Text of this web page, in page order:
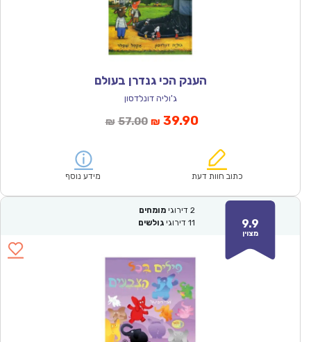
הענק הכי גנדרן בעולם
ג'וליה דונלדסון
₪ 57.00המחיר
₪57.00.
₪ 39.90המחיר
הוא:
כתוב חוות דעת מידע נוסף
9.9
מצוין
2 דירוגי מומחים
11 דירוגי גולשים